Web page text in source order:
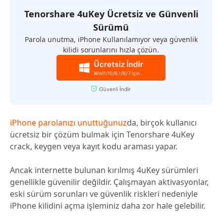
Tenorshare 4uKey Ücretsiz ve Günvenli
Sürümü
Parola unutma, iPhone Kullanılamıyor veya güvenlik
kilidi sorunlarını hızla çözün.
iPhone parolanızı unuttuğunuzda, birçok kullanıcı
ücretsiz bir çözüm bulmak için Tenorshare 4uKey
crack, keygen veya kayıt kodu araması yapar.
Ancak internette bulunan kırılmış 4uKey sürümleri
genellikle güvenilir değildir. Çalışmayan aktivasyonlar,
eski sürüm sorunları ve güvenlik riskleri nedeniyle
iPhone kilidini açma işleminiz daha zor hale gelebilir.